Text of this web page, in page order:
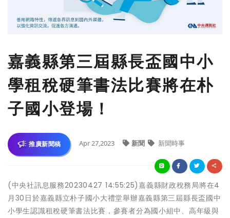
嘉義縣第三屆縣長盃國中小
學租稅硬筆書法比賽將在朴
子國小登場！
推廣新聞稿 Apr 27,2023 新聞 新聞時事
(中央社訊息服務20230427 14:55:25)嘉義縣財政稅務局將在4
月30日於嘉義縣立朴子國小大禮堂舉辦嘉義縣第三屆縣長盃國中
小學生認識租稅硬筆書法比賽，參賽者分為國小組中、高年級與